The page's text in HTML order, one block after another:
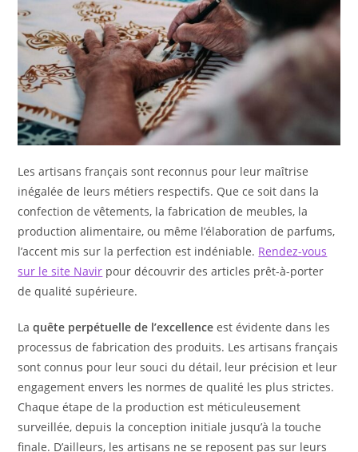
Les artisans français sont reconnus pour leur maîtrise
inégalée de leurs métiers respectifs. Que ce soit dans la
confection de vêtements, la fabrication de meubles, la
production alimentaire, ou même l’élaboration de parfums,
l’accent mis sur la perfection est indéniable. Rendez-vous
sur le site Navir pour découvrir des articles prêt-à-porter
de qualité supérieure.
Laquête perpétuelle de l’excellence est évidente dans les
processus de fabrication des produits. Les artisans français
sont connus pour leur souci du détail, leur précision et leur
engagement envers les normes de qualité les plus strictes.
Chaque étape de la production est méticuleusement
surveillée, depuis la conception initiale jusqu’à la touche
finale. D’ailleurs, les artisans ne se reposent pas sur leurs